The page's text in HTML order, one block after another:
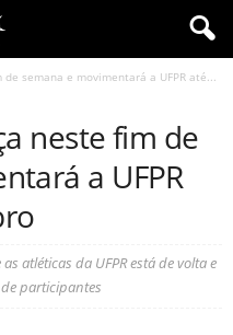
de semana e movimentará a UFPR até...
neste fim de
a UFPR
atléticas da UFPR está de volta e
participantes